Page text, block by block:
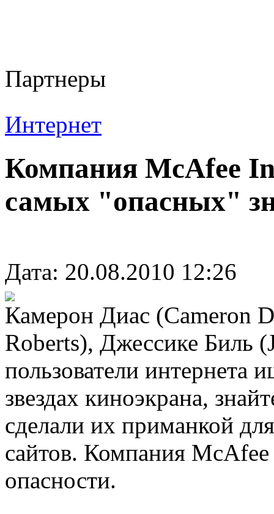
Партнеры
Интернет
Компания McAfee
самых "опасных"
Дата: 20.08.2010 12:26
Камерон Диас (Cameron
Roberts), Джессике Биль
пользователи
звездах киноэкрана,
сделали их приманкой
сайтов. Компания
опасности.